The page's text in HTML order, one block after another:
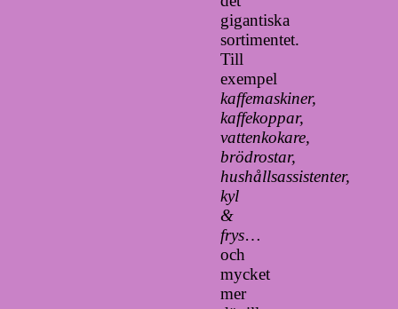
gigantiska
sortimentet.
Till
exempel
kaffemaskiner,
kaffekoppar,
vattenkokare,
brödrostar,
hushållsassistenter,
kyl
&
frys…
och
mycket
mer